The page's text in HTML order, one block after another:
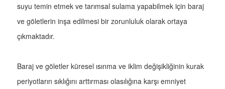
suyu temin etmek ve tarımsal sulama yapabilmek için baraj
ve göletlerin inşa edilmesi bir zorunluluk olarak ortaya
çıkmaktadır.
Baraj ve göletler küresel ısınma ve iklim değişikliğinin kurak
periyotların sıklığını arttırması olasılığına karşı emniyet